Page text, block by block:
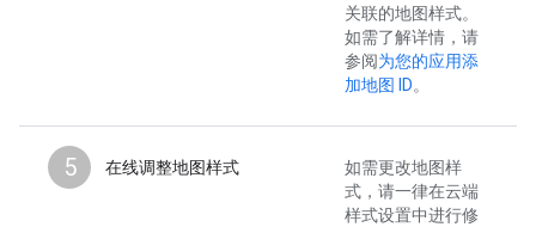
关联的地图样式。
如需了解详情，请
参阅为您的应用添
加地图 ID。
5 在线调整地图样式
如需更改地图样
式，请一律在云端
样式设置中进行修